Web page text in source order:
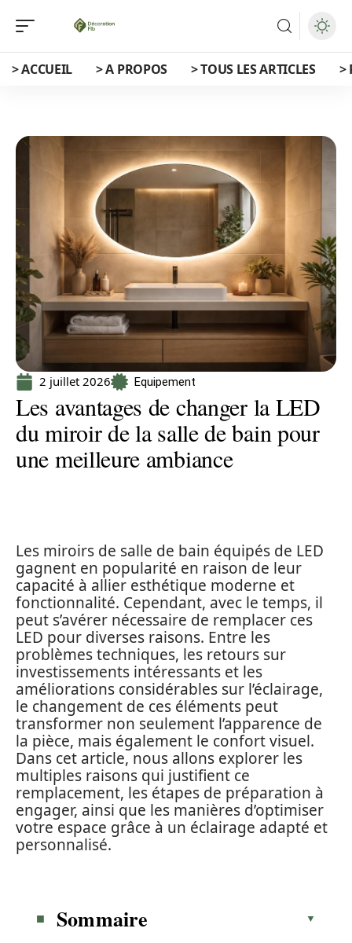
> ACCUEIL > A PROPOS > TOUS LES ARTICLES >
2 juillet 2026 Equipement
Les avantages de changer la LED
du miroir de la salle de bain pour
une meilleure ambiance
Les miroirs de salle de bain équipés de LED
gagnent en popularité en raison de leur
capacité à allier esthétique moderne et
fonctionnalité. Cependant, avec le temps, il
peut s’avérer nécessaire de remplacer ces
LED pour diverses raisons. Entre les
problèmes techniques, les retours sur
investissements intéressants et les
améliorations considérables sur l’éclairage,
le changement de ces éléments peut
transformer non seulement l’apparence de
la pièce, mais également le confort visuel.
Dans cet article, nous allons explorer les
multiples raisons qui justifient ce
remplacement, les étapes de préparation à
engager, ainsi que les manières d’optimiser
votre espace grâce à un éclairage adapté et
personnalisé.
Sommaire